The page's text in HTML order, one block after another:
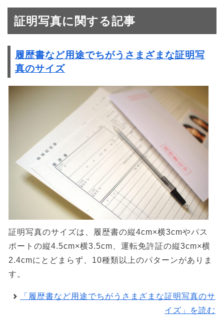
証明写真に関する記事
履歴書など用途でちがうさまざまな証明写
真のサイズ
証明写真のサイズは、履歴書の縦4cm×横3cmやパス
ポートの縦4.5cm×横3.5cm、運転免許証の縦3cm×横
2.4cmにとどまらず、10種類以上のパターンがありま
す。
「履歴書など用途でちがうさまざまな証明写真のサ
イズ」を読む